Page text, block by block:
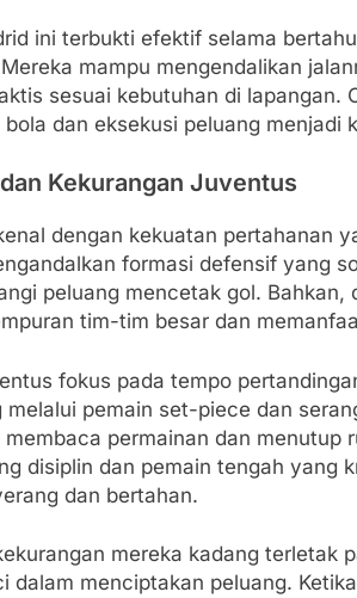
ini terbukti efektif selama
mampu mengendalikan
sesuai kebutuhan di lapangan.
bola dan eksekusi peluang menjadi
Kekurangan Juventus
dengan kekuatan pertahanan
formasi defensif yang
peluang mencetak gol.
tim-tim besar dan
fokus pada tempo
melalui pemain set-piece dan
membaca permainan dan menutup
disiplin dan pemain tengah yang
dan bertahan.
mereka kadang terletak
dalam menciptakan peluang.